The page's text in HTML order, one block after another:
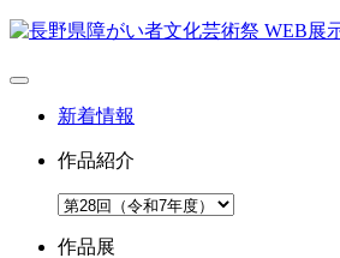
新着情報
作品紹介
作品展